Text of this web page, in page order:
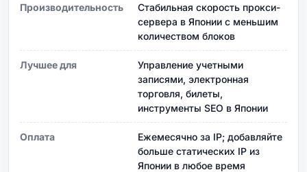
Производительность
Стабильная скорость прокси-
сервера в Японии с меньшим
количеством блоков
Лучшее для
Управление учетными
записями, электронная
торговля, билеты,
инструменты SEO в Японии
Оплата
Ежемесячно за IP; добавляйте
больше статических IP из
Японии в любое время